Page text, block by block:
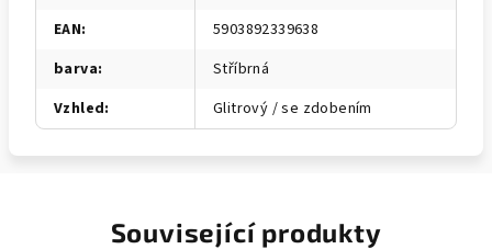
EAN:
5903892339638
barva:
Stříbrná
Vzhled: Glitrový / se zdobením
Související produkty